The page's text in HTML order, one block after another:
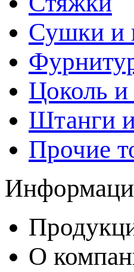
Сушки и
Цоколь
Штанги
Прочие
О